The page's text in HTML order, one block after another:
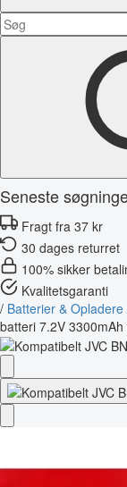
Seneste
Fragt fra 37 kr
30 dages returret
100% sikker
Kvalitetsgaranti
/ Batterier & Opladere
batteri 7.2V